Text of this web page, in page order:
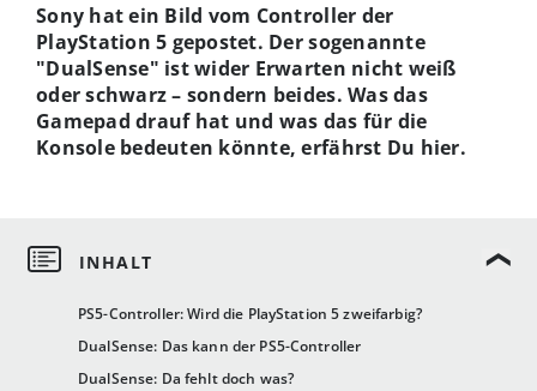
PS5-Controller: Wird die PlayStation 5 zweifarbig?
DualSense: Das kann der PS5-Controller
DualSense: Da fehlt doch was?
Sony hat ein Bild vom Controller der
PlayStation 5 gepostet. Der sogenannte
"DualSense" ist wider Erwarten nicht weiß
oder schwarz – sondern beides. Was das
Gamepad drauf hat und was das für die
Konsole bedeuten könnte, erfährst Du hier.